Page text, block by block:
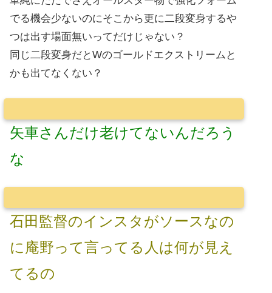
でる機会少ないのにそこから更に二段変身するや
つは出す場面無いってだけじゃない？
同じ二段変身だとWのゴールドエクストリームと
かも出てなくない？
矢車さんだけ老けてないんだろう
な
石田監督のインスタがソースなの
に庵野って言ってる人は何が見え
てるの